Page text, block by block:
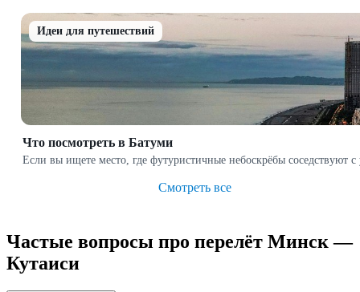
Идеи для путешествий
Что посмотреть в Батуми
Если вы ищете место, где футуристичные небоскрёбы
Смотреть все
Частые вопросы про перелёт Минск —
Кутаиси